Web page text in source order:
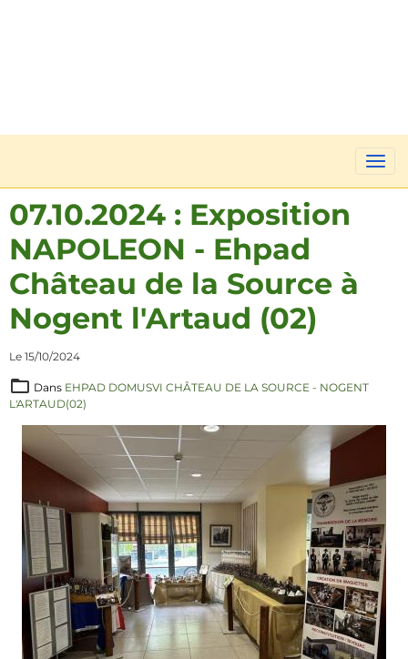
07.10.2024 : Exposition
NAPOLEON - Ehpad
Château de la Source à
Nogent l'Artaud (02)
Le 15/10/2024
Dans EHPAD DOMUSVI CHÂTEAU DE LA SOURCE - NOGENT
L'ARTAUD(02)